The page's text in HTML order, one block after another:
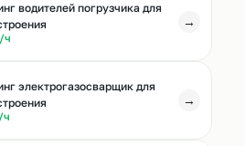
водителей погрузчика для
ч
→
электрогазосварщик для
ч
→